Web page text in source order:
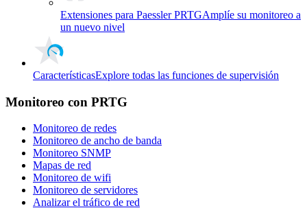
Extensiones para Paessler PRTGAmplíe su monitoreo a
un nuevo nivel
CaracterísticasExplore todas las funciones de supervisión
Monitoreo con PRTG
Monitoreo de redes
Monitoreo de ancho de banda
Monitoreo SNMP
Mapas de red
Monitoreo de wifi
Monitoreo de servidores
Analizar el tráfico de red